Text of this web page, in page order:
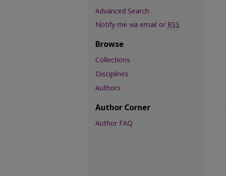
Advanced Search
Notify me via email or RSS
Browse
Collections
Disciplines
Authors
Author Corner
Author FAQ